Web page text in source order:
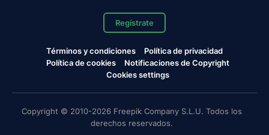
Regístrate
Términos y condiciones
Política de privacidad
Política de cookies
Notificaciones de Copyright
Cookies settings
Copyright © 2010-2026 Freepik Company S.L.U. Todos los
derechos reservados.